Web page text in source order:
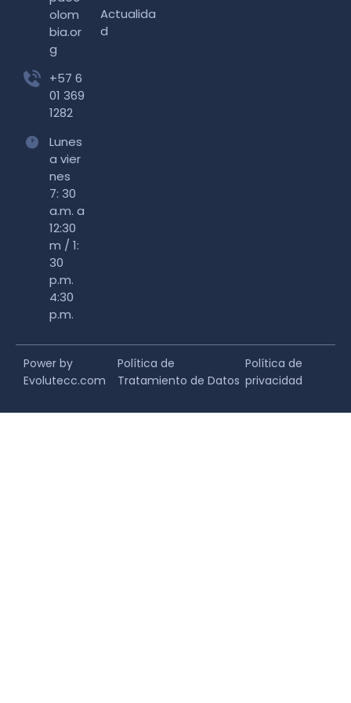
olom
bia.or
g
+57 6
01 369
1282
Lunes
a vier
nes
7: 30
a.m. a
12:30
m / 1:
30
p.m.
4:30
p.m.
Actualida
d
Power by
Evolutecc.com
Política de
Tratamiento de Datos
Política de
privacidad